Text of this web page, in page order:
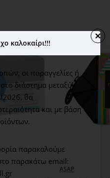
καλοκαίρι!!!
οι παραγγελίες ή
διάστημα μεταξύ
2026, θα
και με βάση
παρακαλούμε
παρακάτω email:
τύπους δέρματος
και βράδυ.
WOW PRICE ASAP